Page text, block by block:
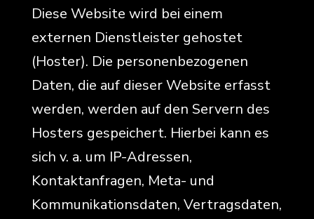
Diese Website wird bei einem
externen Dienstleister gehostet
(Hoster). Die personenbezogenen
Daten, die auf dieser Website erfasst
werden, werden auf den Servern des
Hosters gespeichert. Hierbei kann es
sich v. a. um IP-Adressen,
Kontaktanfragen, Meta- und
Kommunikationsdaten, Vertragsdaten,